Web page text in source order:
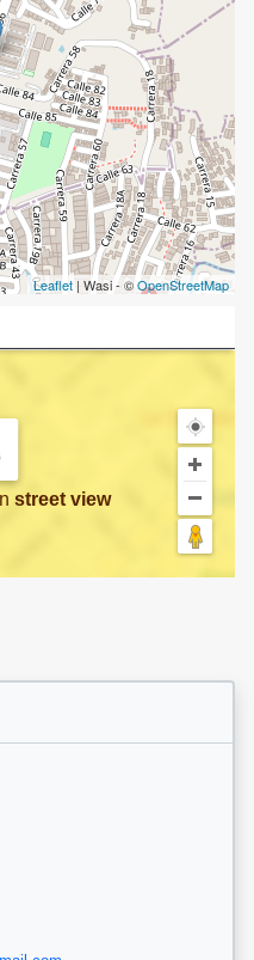
Leaflet | Wasi - ©OpenStreetMap
street view